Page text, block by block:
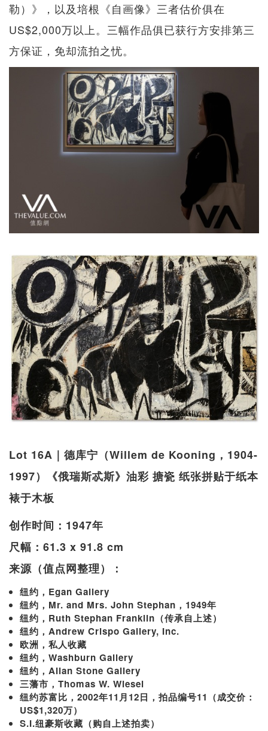
勒）》，以及培根《自画像》三者估价俱在
US$2,000万以上。三幅作品俱已获行方安排第三
方保证，免却流拍之忧。
Lot 16A｜德库宁（Willem de Kooning，1904-
1997）《俄瑞斯忒斯》油彩 搪瓷 纸张拼贴于纸本
裱于木板
创作时间：1947年
尺幅：61.3 x 91.8 cm
来源（值点网整理）：
纽约，Egan Gallery
纽约，Mr. and Mrs. John Stephan，1949年
纽约，Ruth Stephan Franklin（传承自上述）
纽约，Andrew Crispo Gallery, Inc.
欧洲，私人收藏
纽约，Washburn Gallery
纽约，Allan Stone Gallery
三藩市，Thomas W. Wiesel
纽约苏富比，2002年11月12日，拍品编号11（成交价：
US$1,320万）
S.I.纽豪斯收藏（购自上述拍卖）